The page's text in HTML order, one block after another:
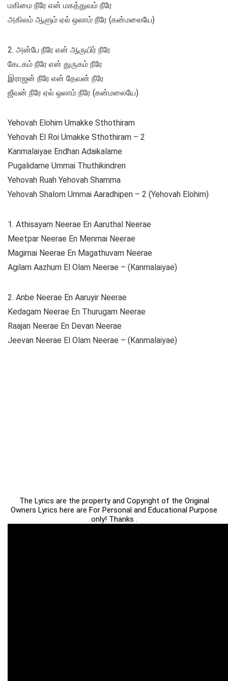
மகிமை நீரே என் மகத்துவம் நீரே
அகிலம் ஆளும் ஏல் ஒலாம் நீரே (கன்மலையே)
2. அன்பே நீரே என் ஆருயிர் நீரே
கேடகம் நீரே என் துருகம் நீரே
இராஜன் நீரே என் தேவன் நீரே
ஜீவன் நீரே ஏல் ஒலாம் நீரே (கன்மலையே)
Yehovah Elohim Umakke Sthothiram
Yehovah El Roi Umakke Sthothiram – 2
Kanmalaiyae Endhan Adaikalame
Pugalidame Ummai Thuthikindren
Yehovah Ruah Yehovah Shamma
Yehovah Shalom Ummai Aaradhipen – 2 (Yehovah Elohim)
1. Athisayam Neerae En Aaruthal Neerae
Meetpar Neerae En Menmai Neerae
Magimai Neerae En Magathuvam Neerae
Agilam Aazhum El Olam Neerae – (Kanmalaiyae)
2. Anbe Neerae En Aaruyir Neerae
Kedagam Neerae En Thurugam Neerae
Raajan Neerae En Devan Neerae
Jeevan Neerae El Olam Neerae – (Kanmalaiyae)
The Lyrics are the property and Copyright of the Original
Owners Lyrics here are For Personal and Educational Purpose
only! Thanks .